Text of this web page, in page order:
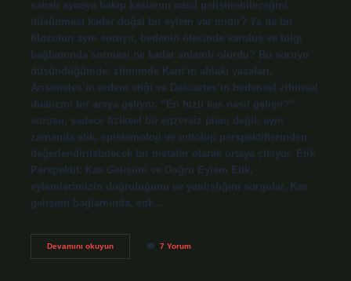
sabah aynaya bakıp kaslarını nasıl geliştirebileceğini
düşünmesi kadar doğal bir eylem var mıdır? Ya da bir
filozofun aynı soruyu, bedenin ötesinde varoluş ve bilgi
bağlamında sorması ne kadar anlamlı olurdu? Bu soruyu
düşündüğümde, zihnimde Kant’ın ahlaki yasaları,
Aristoteles’in erdem etiği ve Descartes’ın bedensel zihinsel
dualizmi bir araya geliyor. “En hızlı kas nasıl gelişir?”
sorusu, sadece fiziksel bir egzersiz planı değil, aynı
zamanda etik, epistemoloji ve ontoloji perspektiflerinden
değerlendirilebilecek bir metafor olarak ortaya çıkıyor. Etik
Perspektif: Kas Gelişimi ve Doğru Eylem Etik,
eylemlerimizin doğruluğunu ve yanlışlığını sorgular. Kas
gelişimi bağlamında, etik…
Devamını okuyunEn
7 Yorum